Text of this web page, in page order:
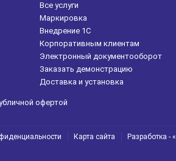
Все услуги
Маркировка
Внедрение 1С
Корпоративным клиентам
Электронный документооборот
Заказать демонстрацию
Доставка и установка
офертой
Разработка -
Карта сайта